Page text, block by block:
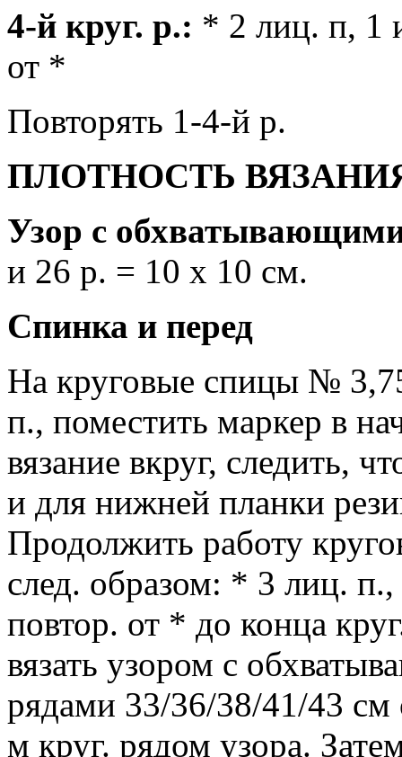
4-й круг. р.: * 2 лиц. п, 1
от *
Повторять 1-4-й р.
ПЛОТНОСТЬ
Узор с
и 26 р. = 10 х 10 см.
Спинка и перед
На круговые спицы №
п., поместить маркер в
вязание вкруг, следить,
и для нижней планки
Продолжить работу
след. образом: * 3 лиц.
повтор. от * до конца
вязать узором с
рядами 33/36/38/41/43 см
м круг. рядом узора.